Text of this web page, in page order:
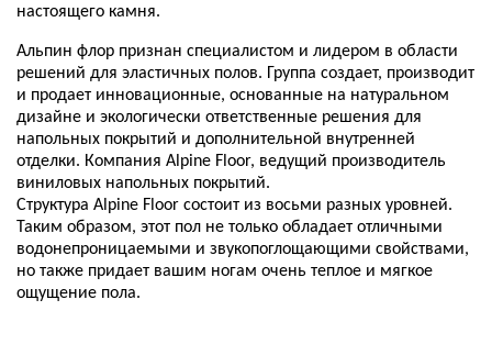
настоящего камня.
Альпин флор признан специалистом и лидером в области
решений для эластичных полов. Группа создает, производит
и продает инновационные, основанные на натуральном
дизайне и экологически ответственные решения для
напольных покрытий и дополнительной внутренней
отделки. Компания Alpine Floor, ведущий производитель
виниловых напольных покрытий.
Структура Alpine Floor состоит из восьми разных уровней.
Таким образом, этот пол не только обладает отличными
водонепроницаемыми и звукопоглощающими свойствами,
но также придает вашим ногам очень теплое и мягкое
ощущение пола.